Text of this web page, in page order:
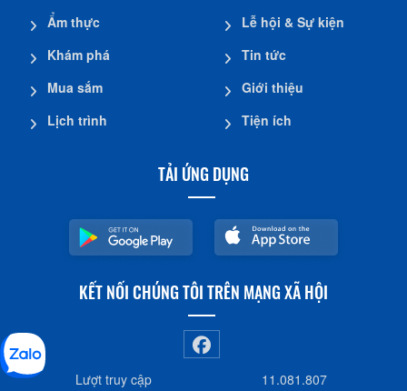
Ẩm thực
Khám phá
Mua sắm
Lịch trình
Lễ hội & Sự kiện
Tin tức
Giới thiệu
Tiện ích
TẢI ỨNG DỤNG
KẾT NỐI CHÚNG TÔI TRÊN MẠNG XÃ HỘI
Lượt truy cập
11.081.807